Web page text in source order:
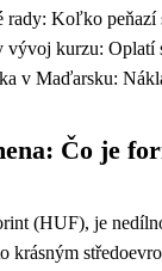
rady: Koľko peňazí
vývoj kurzu: Oplatí
v Maďarsku:
Čo je
(HUF), je
krásným